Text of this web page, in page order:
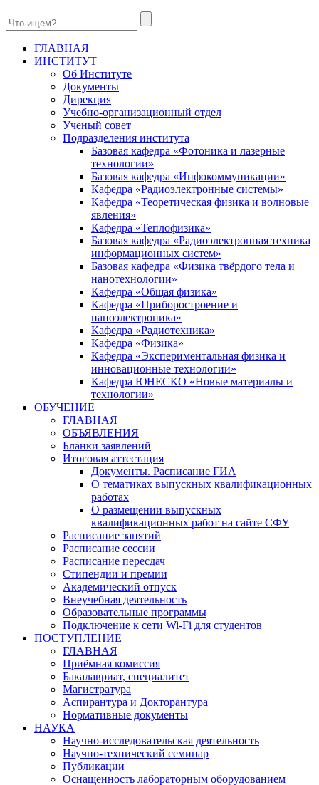
ГЛАВНАЯ
ИНСТИТУТ
Об Институте
Документы
Дирекция
Учебно-организационный отдел
Ученый совет
Подразделения института
Базовая кафедра «Фотоника и лазерные
технологии»
Базовая кафедра «Инфокоммуникации»
Кафедра «Радиоэлектронные системы»
Кафедра «Теоретическая физика и волновые
явления»
Кафедра «Теплофизика»
Базовая кафедра «Радиоэлектронная техника
информационных систем»
Базовая кафедра «Физика твёрдого тела и
нанотехнологии»
Кафедра «Общая физика»
Кафедра «Приборостроение и
наноэлектроника»
Кафедра «Радиотехника»
Кафедра «Физика»
Кафедра «Экспериментальная физика и
инновационные технологии»
Кафедра ЮНЕСКО «Новые материалы и
технологии»
ОБУЧЕНИЕ
ГЛАВНАЯ
ОБЪЯВЛЕНИЯ
Бланки заявлений
Итоговая аттестация
Документы. Расписание ГИА
О тематиках выпускных квалификационных
работах
О размещении выпускных
квалификационных работ на сайте СФУ
Расписание занятий
Расписание сессии
Расписание пересдач
Стипендии и премии
Академический отпуск
Внеучебная деятельность
Образовательные программы
Подключение к сети Wi-Fi для студентов
ПОСТУПЛЕНИЕ
ГЛАВНАЯ
Приёмная комиссия
Бакалавриат, специалитет
Магистратура
Аспирантура и Докторантура
Нормативные документы
НАУКА
Научно-исследовательская деятельность
Научно-технический семинар
Публикации
Оснащенность лабораторным оборудованием